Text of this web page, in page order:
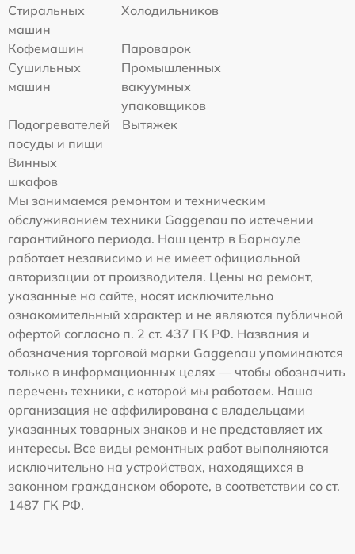
Стиральных
машин
Холодильников
Кофемашин
Пароварок
Сушильных
машин
Промышленных
вакуумных
упаковщиков
Подогревателей
посуды и пищи
Вытяжек
Винных
шкафов
Мы занимаемся ремонтом и техническим
обслуживанием техники Gaggenau по истечении
гарантийного периода. Наш центр в Барнауле
работает независимо и не имеет официальной
авторизации от производителя. Цены на ремонт,
указанные на сайте, носят исключительно
ознакомительный характер и не являются публичной
офертой согласно п. 2 ст. 437 ГК РФ. Названия и
обозначения торговой марки Gaggenau упоминаются
только в информационных целях — чтобы обозначить
перечень техники, с которой мы работаем. Наша
организация не аффилирована с владельцами
указанных товарных знаков и не представляет их
интересы. Все виды ремонтных работ выполняются
исключительно на устройствах, находящихся в
законном гражданском обороте, в соответствии со ст.
1487 ГК РФ.